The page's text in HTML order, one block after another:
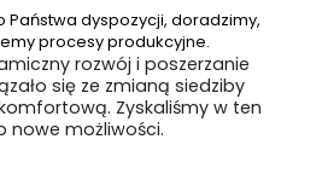
Państwa dyspozycji, doradzimy,
procesy produkcyjne.
rozwój i poszerzanie
się ze zmianą siedziby
Zyskaliśmy w ten
nowe możliwości.